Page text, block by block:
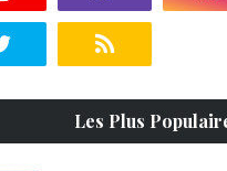
Les Plus